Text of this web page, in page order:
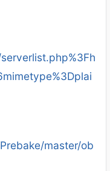
master/ob